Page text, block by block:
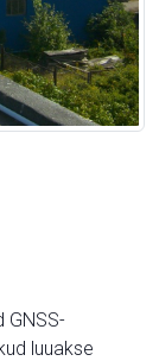
GNSS-
luuakse